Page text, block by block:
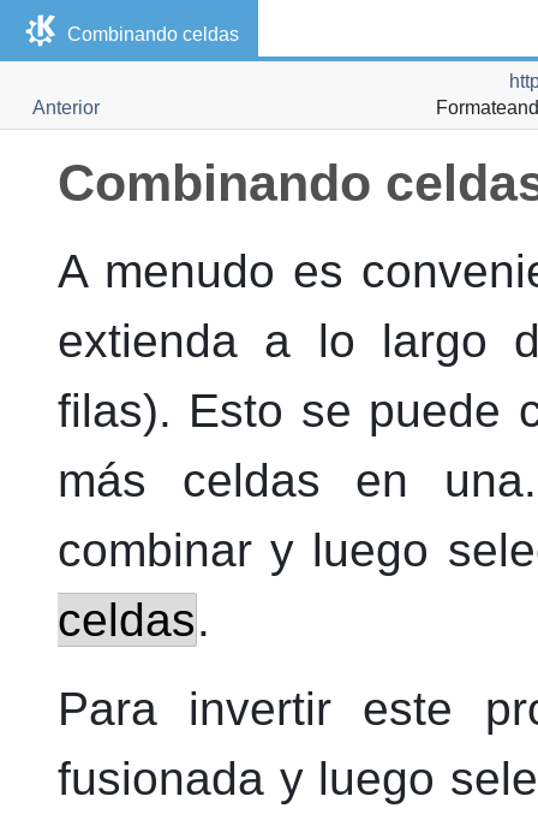
Combinando celdas
Anterior
Combinando
A menudo es
extienda a lo largo
filas). Esto se puede
más celdas en
combinar y luego
celdas.
Para invertir este
fusionada y luego